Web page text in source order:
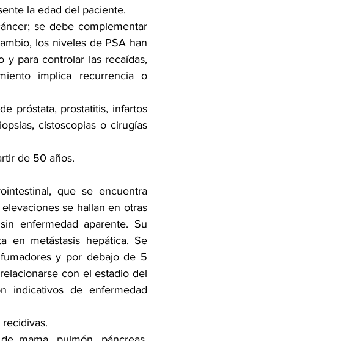
la edad del paciente.
se debe complementar
los niveles de PSA han
y para controlar las recaídas,
implica recurrencia o
próstata, prostatitis, infartos
cistoscopias o cirugías
de 50 años.
que se encuentra
se hallan en otras
enfermedad aparente. Su
en metástasis hepática. Se
y por debajo de 5
con el estadio del
de enfermedad